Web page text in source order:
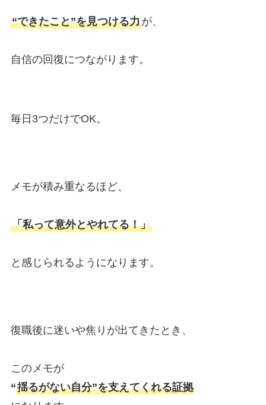
“できたこと”を見つける力が、
自信の回復につながります。
毎日3つだけでOK。
メモが積み重なるほど、
「私って意外とやれてる！」
と感じられるようになります。
復職後に迷いや焦りが出てきたとき、
このメモが
“揺るがない自分”を支えてくれる証拠